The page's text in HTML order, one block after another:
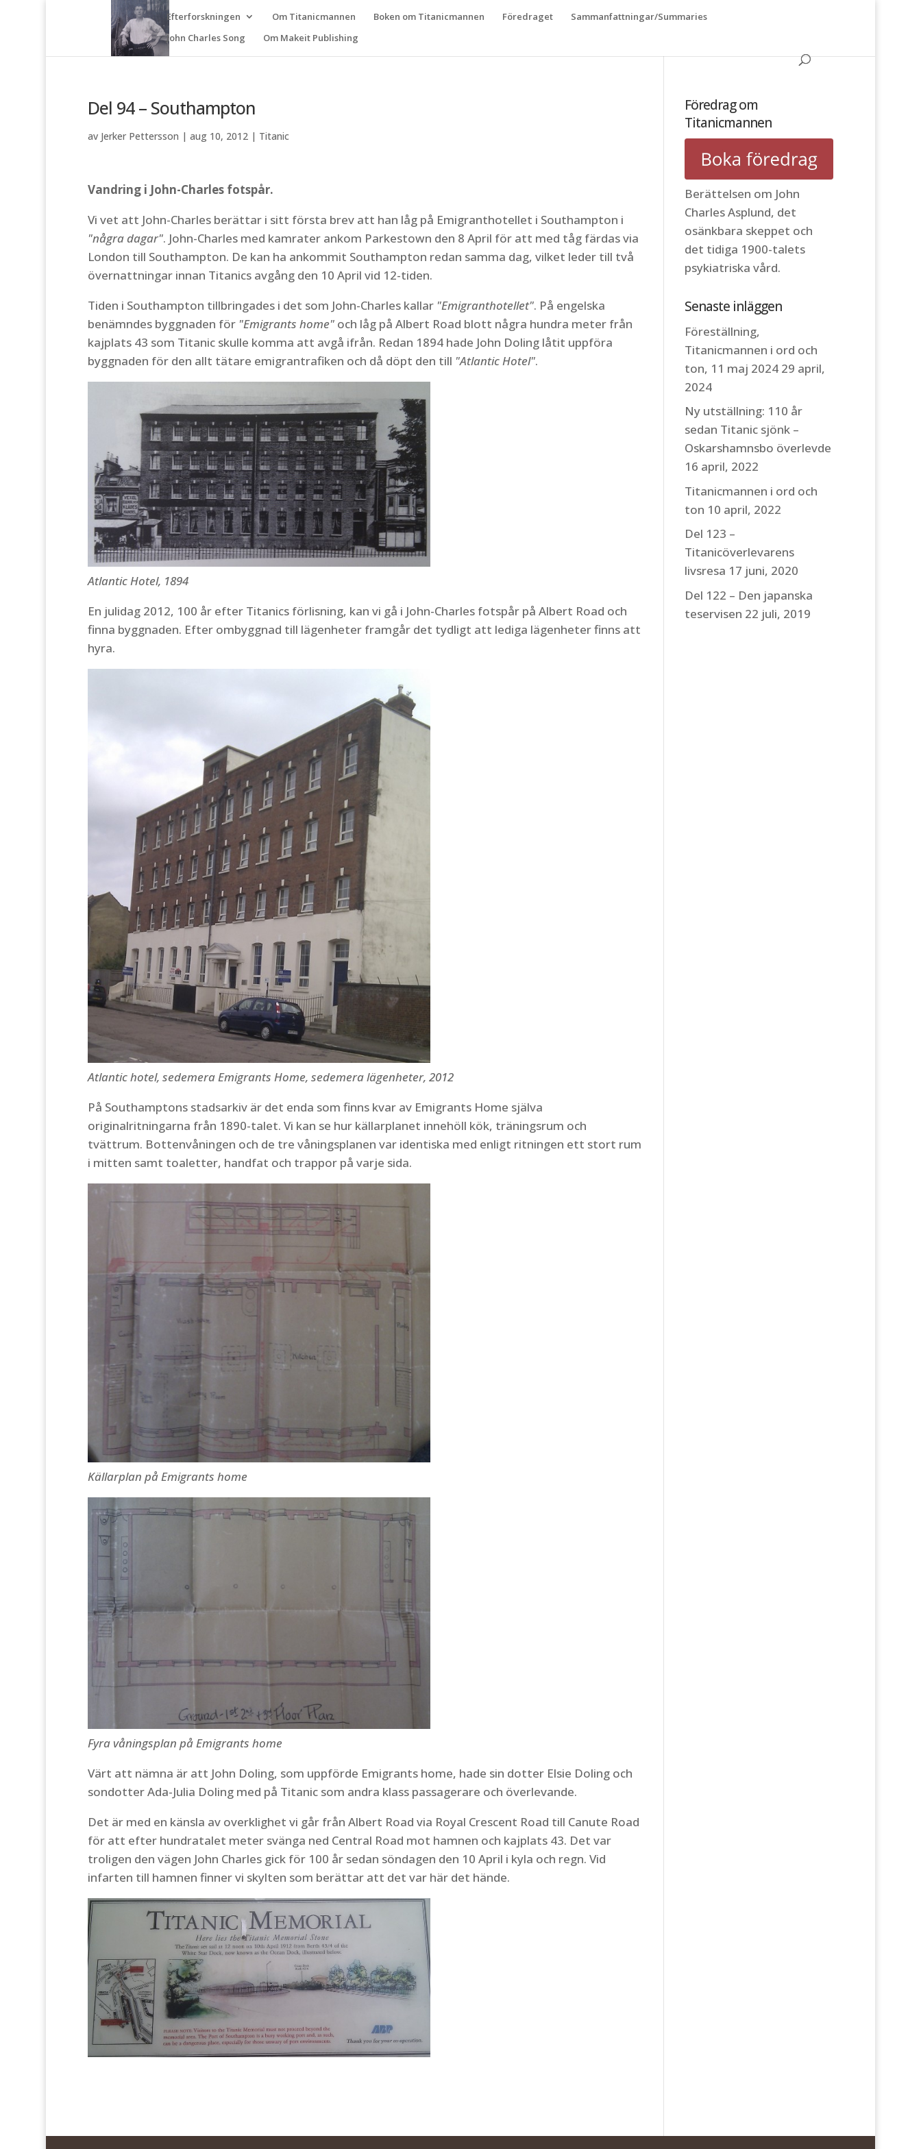
Efterforskningen Om Titanicmannen Boken om Titanicmannen Föredraget
Sammanfattningar/Summaries
John Charles Song
Om Makeit Publishing
Del 94 – Southampton
av Jerker Pettersson | aug 10, 2012| Titanic
Vandring i John-Charles fotspår.
Vi vet att John-Charles berättar i sitt första brev att han låg på Emigranthotellet i Southampton i
"några dagar". John-Charles med kamrater ankom Parkestown den 8 April för att med tåg färdas via
London till Southampton. De kan ha ankommit Southampton redan samma dag, vilket leder till två
övernattningar innan Titanics avgång den 10 April vid 12-tiden.
Tiden i Southampton tillbringades i det som John-Charles kallar "Emigranthotellet". På engelska
benämndes byggnaden för "Emigrants home"och låg på Albert Road blott några hundra meter från
kajplats 43 som Titanic skulle komma att avgå ifrån. Redan 1894 hade John Doling låtit uppföra
byggnaden för den allt tätare emigrantrafiken och då döpt den till "Atlantic Hotel".
Atlantic Hotel, 1894
En julidag 2012, 100 år efter Titanics förlisning, kan vi gå i John-Charles fotspår på Albert Road och
finna byggnaden. Efter ombyggnad till lägenheter framgår det tydligt att lediga lägenheter finns att
hyra.
Atlantic hotel, sedemera Emigrants Home, sedemera lägenheter, 2012
På Southamptons stadsarkiv är det enda som finns kvar av Emigrants Home själva
originalritningarna från 1890-talet. Vi kan se hur källarplanet innehöll kök, träningsrum och
tvättrum. Bottenvåningen och de tre våningsplanen var identiska med enligt ritningen ett stort rum
i mitten samt toaletter, handfat och trappor på varje sida.
Källarplan på Emigrants home
Fyra våningsplan på Emigrants home
Värt att nämna är att John Doling, som uppförde Emigrants home, hade sin dotter Elsie Doling och
sondotter Ada-Julia Doling med på Titanic som andra klass passagerare och överlevande.
Det är med en känsla av overklighet vi går från Albert Road via Royal Crescent Road till Canute Road
för att efter hundratalet meter svänga ned Central Road mot hamnen och kajplats 43. Det var
troligen den vägen John Charles gick för 100 år sedan söndagen den 10 April i kyla och regn. Vid
infarten till hamnen finner vi skylten som berättar att det var här det hände.
Föredrag om
Titanicmannen
Berättelsen om John
Charles Asplund, det
osänkbara skeppet och
det tidiga 1900-talets
psykiatriska vård.
Senaste inläggen
Föreställning,
Titanicmannen i ord och
ton, 11 maj 2024 29 april,
2024
Ny utställning: 110 år
sedan Titanic sjönk –
Oskarshamnsbo överlevde
16 april, 2022
Titanicmannen i ord och
ton 10 april, 2022
Del 123 –
Titanicöverlevarens
livsresa 17 juni, 2020
Del 122 – Den japanska
teservisen 22 juli, 2019